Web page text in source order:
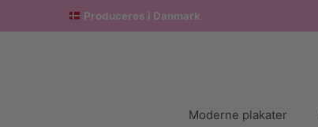
Produceres i Danmark
Moderne plakater